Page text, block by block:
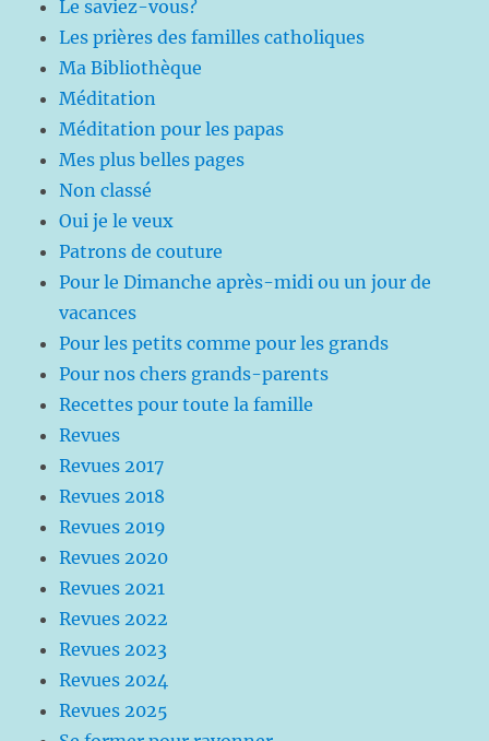
Le saviez-vous?
Les prières des familles catholiques
Ma Bibliothèque
Méditation
Méditation pour les papas
Mes plus belles pages
Non classé
Oui je le veux
Patrons de couture
Pour le Dimanche après-midi ou un jour de
vacances
Pour les petits comme pour les grands
Pour nos chers grands-parents
Recettes pour toute la famille
Revues
Revues 2017
Revues 2018
Revues 2019
Revues 2020
Revues 2021
Revues 2022
Revues 2023
Revues 2024
Revues 2025